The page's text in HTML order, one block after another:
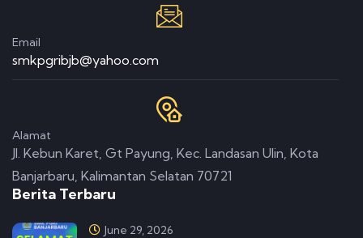
Email
smkpgribjb@yahoo.com
Alamat
Jl. Kebun Karet, Gt Payung, Kec. Landasan Ulin, Kota
Banjarbaru, Kalimantan Selatan 70721
Berita Terbaru
June 29, 2026